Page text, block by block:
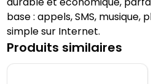
base : appels, SMS, musique,
simple sur Internet.
Produits similaires